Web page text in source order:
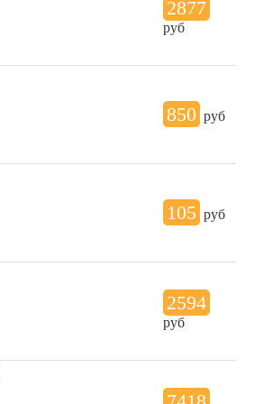
2877
руб
850 руб
105 руб
2594
руб